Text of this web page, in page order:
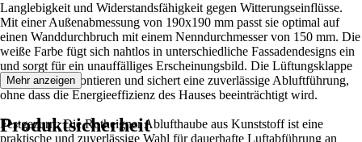
Langlebigkeit und Widerstandsfähigkeit gegen Witterungseinflüsse.
Mit einer Außenabmessung von 190x190 mm passt sie optimal auf
einen Wanddurchbruch mit einem Nenndurchmesser von 150 mm. Die
weiße Farbe fügt sich nahtlos in unterschiedliche Fassadendesigns ein
und sorgt für ein unauffälliges Erscheinungsbild. Die Lüftungsklappe
ist einfach zu montieren und sichert eine zuverlässige Abluftführung,
ohne dass die Energieeffizienz des Hauses beeinträchtigt wird.
Festgezurrt: Die Rotheigner Ablufthaube aus Kunststoff ist eine
praktische und zuverlässige Wahl für dauerhafte Luftabführung an
Mehr anzeigen
Produktsicherheit